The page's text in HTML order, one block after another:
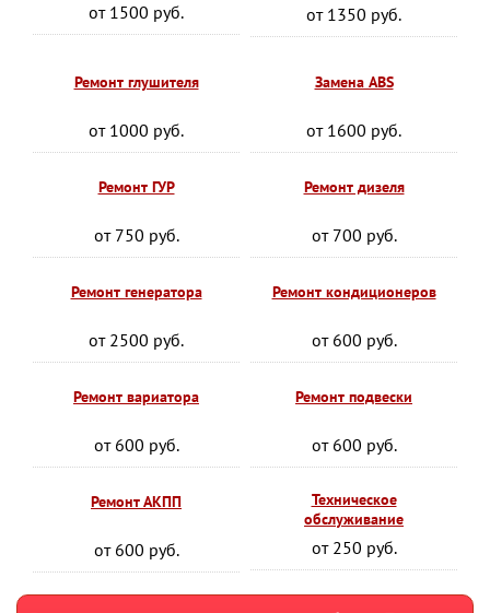
от 1500 руб. от 1350 руб.
Ремонт глушителя
от 1000 руб.
Ремонт ГУР
от 750 руб.
Ремонт генератора
от 2500 руб.
Ремонт вариатора
от 600 руб.
Ремонт АКПП
от 600 руб.
Замена ABS
от 1600 руб.
Ремонт дизеля
от 700 руб.
Ремонт кондиционеров
от 600 руб.
Ремонт подвески
от 600 руб.
Техническое
обслуживание
от 250 руб.